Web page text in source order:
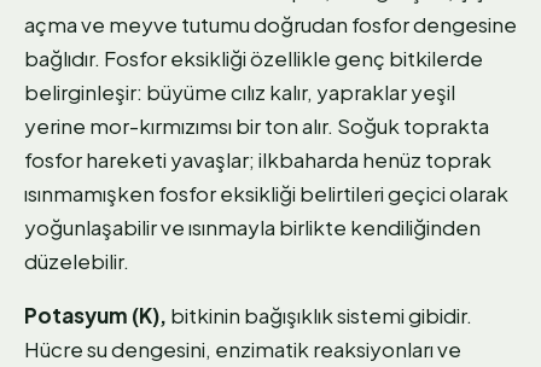
açma ve meyve tutumu doğrudan fosfor dengesine
bağlıdır. Fosfor eksikliği özellikle genç bitkilerde
belirginleşir: büyüme cılız kalır, yapraklar yeşil
yerine mor-kırmızımsı bir ton alır. Soğuk toprakta
fosfor hareketi yavaşlar; ilkbaharda henüz toprak
ısınmamışken fosfor eksikliği belirtileri geçici olarak
yoğunlaşabilir ve ısınmayla birlikte kendiliğinden
düzelebilir.
Potasyum (K), bitkinin bağışıklık sistemi gibidir.
Hücre su dengesini, enzimatik reaksiyonları ve